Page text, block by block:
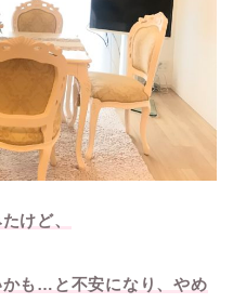
けど、
も…と不安になり、やめ